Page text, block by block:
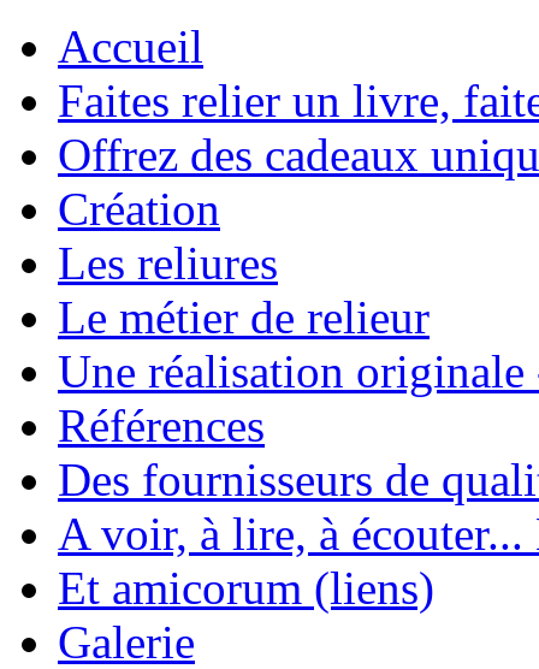
Accueil
Faites relier un livre,
Offrez des cadeaux
Création
Les reliures
Le métier de relieur
Une réalisation
Références
Des fournisseurs de
A voir, à lire, à écouter...
Et amicorum (liens)
Galerie